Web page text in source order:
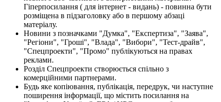
Гіперпосилання ( для інтернет - видань) - повинна бути
розміщена в підзаголовку або в першому абзаці
матеріалу.
Новини з позначками "Думка", "Експертиза", "Заява",
"Регіони", "Гроші", "Влада", "Вибори", "Тест-драйв",
"Спецпроекти", "Промо" публікуються на правах
реклами.
Розділ Спецпроекти створюється спільно з
комерційними партнерами.
Будь яке копіювання, публікація, передрук, чи наступне
поширення інформації, що містить посилання на